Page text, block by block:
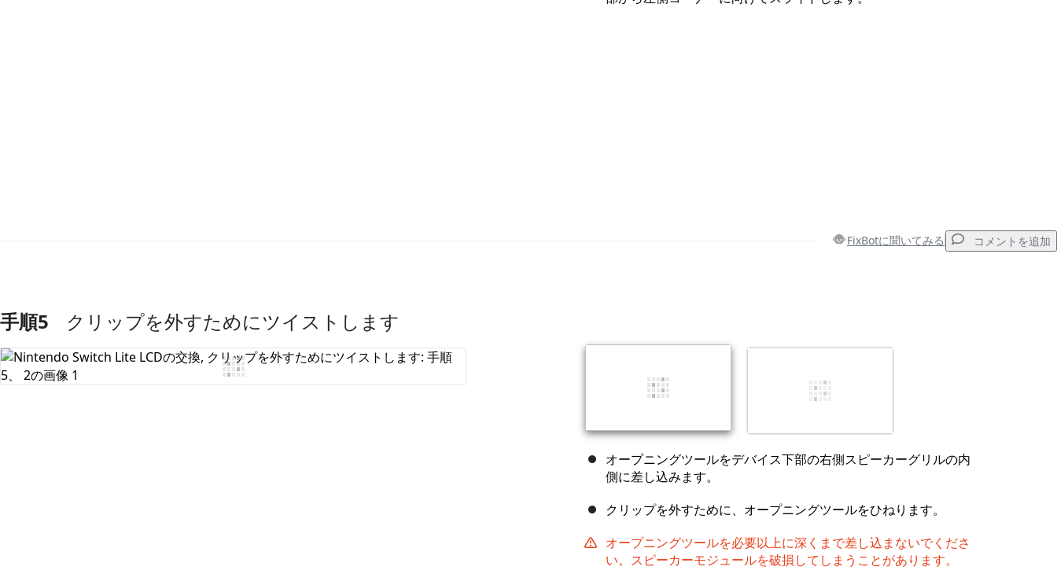
FixBotに聞いてみる コメントを追加
コメントを追加
手順5 クリップを外すためにツイストします
オープニングツールをデバイス下部の右側スピーカーグリルの内
側に差し込みます。
クリップを外すために、オープニングツールをひねります。
オープニングツールを必要以上に深くまで差し込まないでくださ
い。スピーカーモジュールを破損してしまうことがあります。